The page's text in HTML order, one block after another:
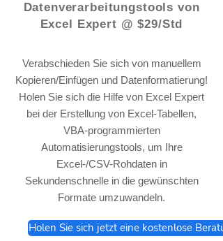
Datenverarbeitungstools von
Excel Expert @ $29/Std
Verabschieden Sie sich von manuellem
Kopieren/Einfügen und Datenformatierung!
Holen Sie sich die Hilfe von Excel Expert
bei der Erstellung von Excel-Tabellen,
VBA-programmierten
Automatisierungstools, um Ihre
Excel-/CSV-Rohdaten in
Sekundenschnelle in die gewünschten
Formate umzuwandeln.
Holen Sie sich jetzt eine kostenlose